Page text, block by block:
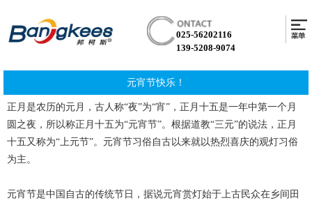
025-56202116
139-5208-9074
元宵节快乐！
正月是农历的元月，古人称“夜”为“宵”，正月十五是一年中第一个月
圆之夜，所以称正月十五为“元宵节”。根据道教“三元”的说法，正月
十五又称为“上元节”。元宵节习俗自古以来就以热烈喜庆的观灯习俗
为主。
元宵节是中国自古的传统节日，据说元宵赏灯始于上古民众在乡间田